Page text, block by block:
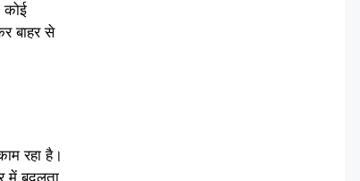
कोई
बाहर से
रहा है।
में बदलता